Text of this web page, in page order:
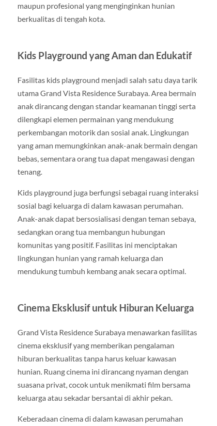
maupun profesional yang menginginkan hunian
berkualitas di tengah kota.
Kids Playground yang Aman dan Edukatif
Fasilitas kids playground menjadi salah satu daya tarik
utama Grand Vista Residence Surabaya. Area bermain
anak dirancang dengan standar keamanan tinggi serta
dilengkapi elemen permainan yang mendukung
perkembangan motorik dan sosial anak. Lingkungan
yang aman memungkinkan anak-anak bermain dengan
bebas, sementara orang tua dapat mengawasi dengan
tenang.
Kids playground juga berfungsi sebagai ruang interaksi
sosial bagi keluarga di dalam kawasan perumahan.
Anak-anak dapat bersosialisasi dengan teman sebaya,
sedangkan orang tua membangun hubungan
komunitas yang positif. Fasilitas ini menciptakan
lingkungan hunian yang ramah keluarga dan
mendukung tumbuh kembang anak secara optimal.
Cinema Eksklusif untuk Hiburan Keluarga
Grand Vista Residence Surabaya menawarkan fasilitas
cinema eksklusif yang memberikan pengalaman
hiburan berkualitas tanpa harus keluar kawasan
hunian. Ruang cinema ini dirancang nyaman dengan
suasana privat, cocok untuk menikmati film bersama
keluarga atau sekadar bersantai di akhir pekan.
Keberadaan cinema di dalam kawasan perumahan